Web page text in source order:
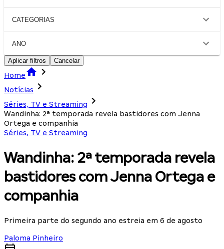
CATEGORIAS
ANO
Aplicar filtros Cancelar
Home
Notícias
Séries, TV e Streaming
Wandinha: 2ª temporada revela bastidores com Jenna
Ortega e companhia
Séries, TV e Streaming
Wandinha: 2ª temporada revela
bastidores com Jenna Ortega e
companhia
Primeira parte do segundo ano estreia em 6 de agosto
Paloma Pinheiro